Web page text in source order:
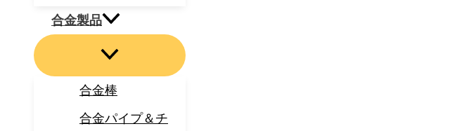
合金製品
合金棒
合金パイプ＆チ